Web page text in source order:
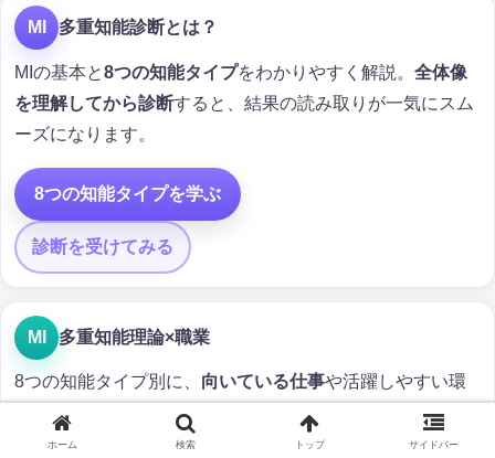
MI 多重知能診断とは？
MIの基本と8つの知能タイプをわかりやすく解説。 全体像
を理解してから診断すると、結果の読み取りが一気にスム
ーズになります。
8つの知能タイプを学ぶ
診断を受けてみる
MI 多重知能理論×職業
8つの知能タイプ別に、 向いている仕事や活躍しやすい環
境を一覧でチェック。
ホーム 検索 トップ サイドバー